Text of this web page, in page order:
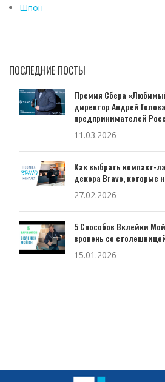
Шпон
ПОСЛЕДНИЕ ПОСТЫ
Премия Сбера
директор Андрей
предпринимателей
11.03.2026
Как выбрать компакт-
декора Bravo, которые
27.02.2026
5 Способов Вклейки
вровень со
15.01.2026